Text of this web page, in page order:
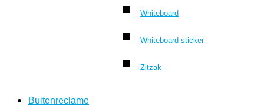
Whiteboard
Whiteboard sticker
Zitzak
Buitenreclame